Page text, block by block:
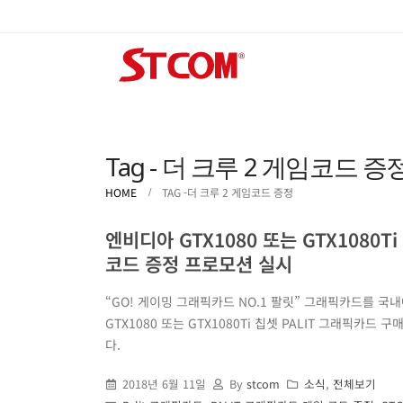
Tag - 더 크루 2 게임코드 증
HOME TAG -더 크루 2 게임코드 증정
엔비디아 GTX1080 또는
코드 증정 프로모션 실시
“GO! 게이밍 그래픽카드 NO.1 팔릿” 그래픽카드를 국
GTX1080 또는 GTX1080Ti 칩셋 PALIT 그래픽카드 구
다.
2018년 6월 11일 Bystcom 소식, 전체보기